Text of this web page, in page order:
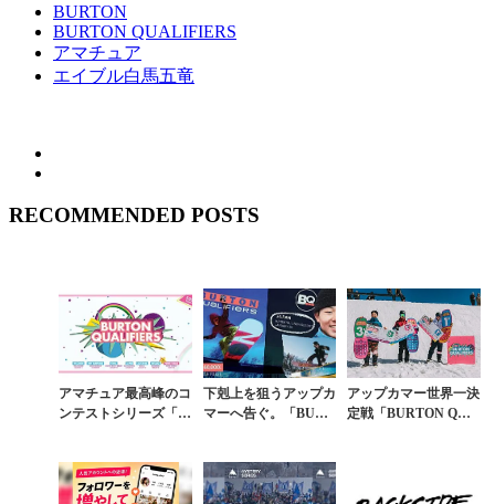
BURTON
BURTON QUALIFIERS
アマチュア
エイブル白馬五竜
RECOMMENDED POSTS
アマチュア最高峰のコ
ンテストシリーズ「B
下剋上を狙うアップカ
マーへ告ぐ。「BURT
アップカマー世界一決
定戦「BURTON QUA